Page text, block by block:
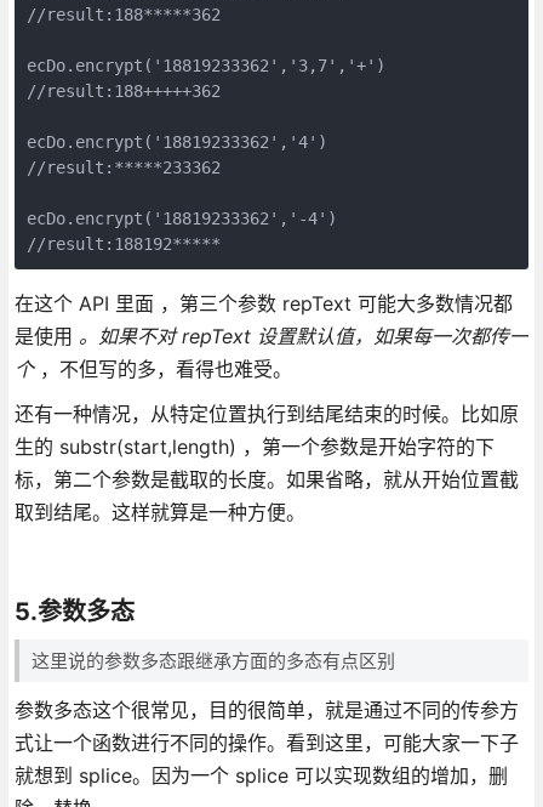
//result:188*****362
ecDo.encrypt('18819233362','3,7','+')
//result:188+++++362
ecDo.encrypt('18819233362','4')
//result:*****233362
ecDo.encrypt('18819233362','-4')
//result:188192*****
在这个 API 里面 ，第三个参数 repText 可能大多数情况都
是使用 。如果不对 repText 设置默认值，如果每一次都传一
个 ，不但写的多，看得也难受。
还有一种情况，从特定位置执行到结尾结束的时候。比如原
生的 substr(start,length) ，第一个参数是开始字符的下
标，第二个参数是截取的长度。如果省略，就从开始位置截
取到结尾。这样就算是一种方便。
5.参数多态
这里说的参数多态跟继承方面的多态有点区别
参数多态这个很常见，目的很简单，就是通过不同的传参方
式让一个函数进行不同的操作。看到这里，可能大家一下子
就想到 splice。因为一个 splice 可以实现数组的增加，删